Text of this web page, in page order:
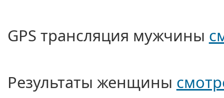
GPS трансляция мужчины
Результаты женщины